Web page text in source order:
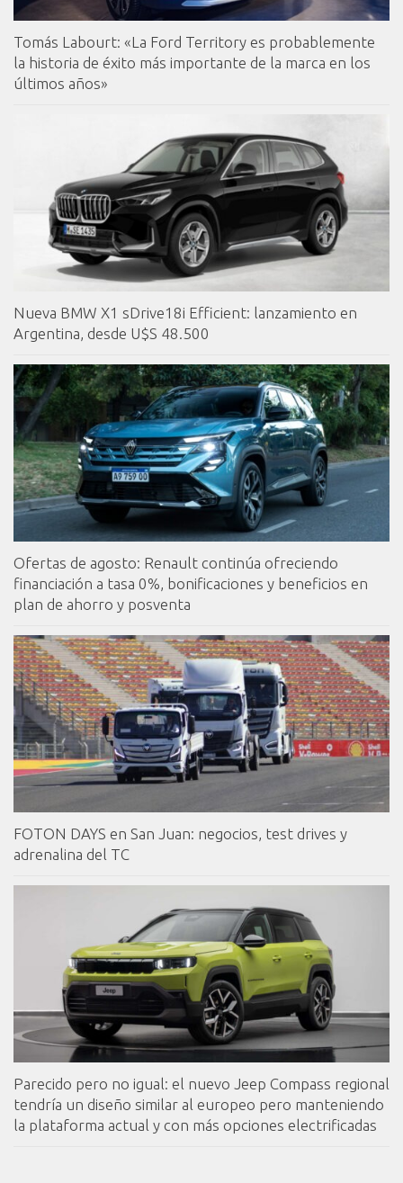
Tomás Labourt: «La Ford Territory es probablemente
la historia de éxito más importante de la marca en los
últimos años»
Nueva BMW X1 sDrive18i Efficient: lanzamiento en
Argentina, desde U$S 48.500
Ofertas de agosto: Renault continúa ofreciendo
financiación a tasa 0%, bonificaciones y beneficios en
plan de ahorro y posventa
FOTON DAYS en San Juan: negocios, test drives y
adrenalina del TC
Parecido pero no igual: el nuevo Jeep Compass regional
tendría un diseño similar al europeo pero manteniendo
la plataforma actual y con más opciones electrificadas